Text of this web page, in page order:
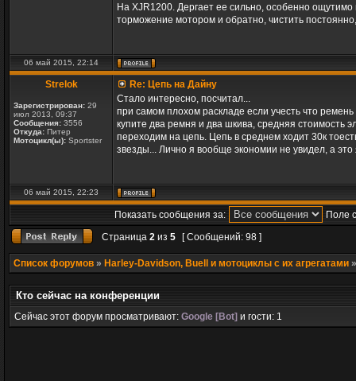
На XJR1200. Дергает ее сильно, особенно
торможение мотором и обратно, чистить
06 май 2015, 22:14
Strelok
Зарегистрирован: 29
июл 2013, 09:37
Сообщения: 3556
Откуда: Питер
Мотоцикл(ы): Sportster
Re: Цепь на Дайну
Стало интересно, посчитал...
при самом плохом раскладе если учесть что
купите два ремня и два шкива, средняя стоимость
переходим на цепь. Цепь в среднем ходит 30к
звезды... Лично я вообще экономии не увидел, а
06 май 2015, 22:23
Показать сообщения за:
Поле
Страница 2 из 5 [ Сообщений: 98 ]
Список форумов » Harley-Davidson, Buell и мотоциклы с их агрегатами
Кто сейчас на конференции
Сейчас этот форум просматривают: Google [Bot] и гости: 1